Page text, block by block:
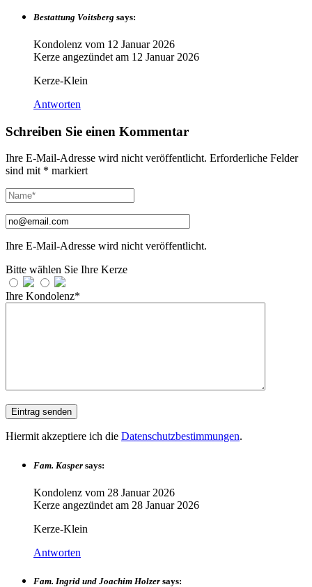
Bestattung Voitsberg says:
Kondolenz vom 12 Januar 2026
Kerze angezündet am 12 Januar 2026
Kerze-Klein
Antworten
Schreiben Sie einen Kommentar
Ihre E-Mail-Adresse wird nicht veröffentlicht. Erforderliche Felder
sind mit * markiert
Ihre E-Mail-Adresse wird nicht veröffentlicht.
Bitte wählen Sie Ihre Kerze
Ihre Kondolenz*
Hiermit akzeptiere ich die Datenschutzbestimmungen.
Fam. Kasper says:
Kondolenz vom 28 Januar 2026
Kerze angezündet am 28 Januar 2026
Kerze-Klein
Antworten
Fam. Ingrid und Joachim Holzer says: